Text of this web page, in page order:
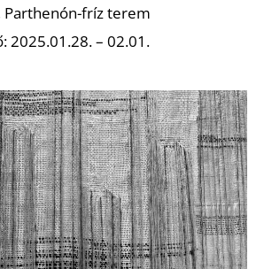
Parthenón-fríz terem
2025.01.28. – 02.01.